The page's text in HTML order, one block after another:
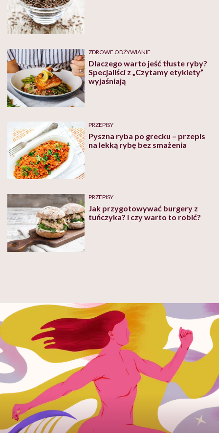
ZDROWE ODŻYWIANIE
Dlaczego warto jeść tłuste ryby?
Specjaliści z „Czytamy etykiety”
wyjaśniają
PRZEPISY
Pyszna ryba po grecku – przepis
na lekką rybę bez smażenia
PRZEPISY
Jak przygotowywać burgery z
tuńczyka? I czy warto to robić?